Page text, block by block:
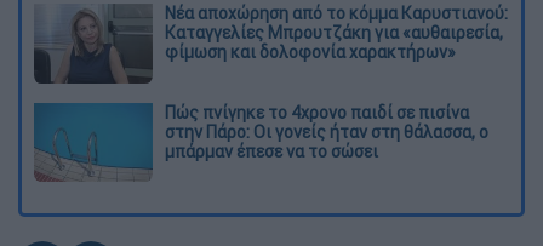
Νέα αποχώρηση από το κόμμα Καρυστιανού:
Καταγγελίες Μπρουτζάκη για «αυθαιρεσία,
φίμωση και δολοφονία χαρακτήρων»
Πώς πνίγηκε το 4χρονο παιδί σε πισίνα
στην Πάρο: Οι γονείς ήταν στη θάλασσα, ο
μπάρμαν έπεσε να το σώσει